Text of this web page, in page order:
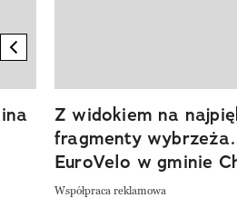
previous element
Z widokiem na
fragmenty
EuroVelo w gminie
Współpraca reklamowa